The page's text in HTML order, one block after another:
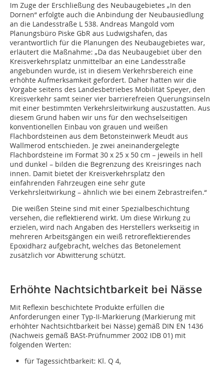
Im Zuge der Erschließung des Neubaugebietes „In den
Dornen“ erfolgte auch die Anbindung der Neubausiedlung
an die Landesstraße L 538. Andreas Mangold vom
Planungsbüro Piske GbR aus Ludwigshafen, das
verantwortlich für die Planungen des Neubaugebietes war,
erläutert die Maßnahme: „Da das Neubaugebiet über den
Kreisverkehrsplatz unmittelbar an eine Landesstraße
angebunden wurde, ist in diesem Verkehrsbereich eine
erhöhte Aufmerksamkeit gefordert. Daher hatten wir die
Vorgabe seitens des Landesbetriebes Mobilität Speyer, den
Kreisverkehr samt seiner vier barrierefreien Querungsinseln
mit einer bestimmten Verkehrsleitwirkung auszustatten. Aus
diesem Grund haben wir uns für den wechselseitigen
konventionellen Einbau von grauen und weißen
Flachbordsteinen aus dem Betonsteinwerk Meudt aus
Wallmerod entschieden. Je zwei aneinandergelegte
Flachbordsteine im Format 30 x 25 x 50 cm – jeweils in hell
und dunkel – bilden die Begrenzung des Kreisringes nach
innen. Damit bietet der Kreisverkehrsplatz den
einfahrenden Fahrzeugen eine sehr gute
Verkehrsleitwirkung – ähnlich wie bei einem Zebrastreifen.“
Die weißen Steine sind mit einer Spezialbeschichtung
versehen, die reflektierend wirkt. Um diese Wirkung zu
erzielen, wird nach Angaben des Herstellers werkseitig in
mehreren Arbeitsgängen ein weiß retroreflektierendes
Epoxidharz aufgebracht, welches das Betonelement
zusätzlich vor Abwitterung schützt.
Erhöhte Nachtsichtbarkeit bei Nässe
Mit Reflexin beschichtete Produkte erfüllen die
Anforderungen einer Typ-II-Markierung (Markierung mit
erhöhter Nachtsichtbarkeit bei Nässe) gemäß DIN EN 1436
(Nachweis gemäß BASt-Prüfnummer 2002 IDB 01) mit
folgenden Werten:
für Tagessichtbarkeit: Kl. Q 4,